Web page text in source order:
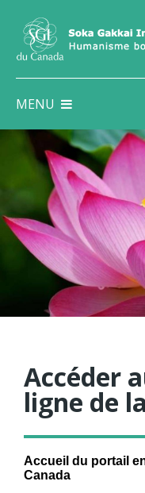
MENU
Accéder
ligne de
Accueil du portail
Canada